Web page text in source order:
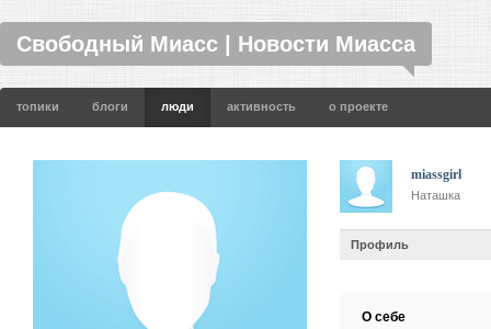
Свободный Миасс | Новости Миасса
топики блоги люди активность о проекте
miassgirl
Наташка
Профиль
О себе